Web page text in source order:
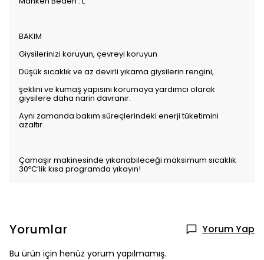
BAKIM
Giysilerinizi koruyun, çevreyi koruyun
Düşük sıcaklık ve az devirli yıkama giysilerin rengini,
şeklini ve kumaş yapısını korumaya yardımcı olarak
giysilere daha narin davranır.
Aynı zamanda bakım süreçlerindeki enerji tüketimini
azaltır.
Çamaşır makinesinde yıkanabileceği maksimum sıcaklık
30ºC’lik kısa programda yıkayın!
Yorumlar Yorum Yap
Bu ürün için henüz yorum yapılmamış.